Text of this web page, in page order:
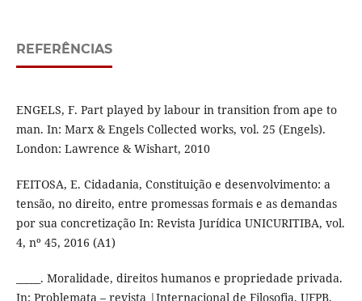
REFERÊNCIAS
ENGELS, F. Part played by labour in transition from ape to
man. In: Marx & Engels Collected works, vol. 25 (Engels).
London: Lawrence & Wishart, 2010
FEITOSA, E. Cidadania, Constituição e desenvolvimento: a
tensão, no direito, entre promessas formais e as demandas
por sua concretização In: Revista Jurídica UNICURITIBA, vol.
4, nº 45, 2016 (A1)
_____. Moralidade, direitos humanos e propriedade privada.
In: Problemata – revista |Internacional de Filosofia, UFPB,